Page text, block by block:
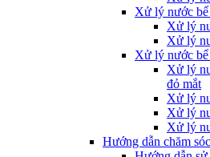
Xử lý nước
Xử lý
Xử lý
Xử lý nước
Xử lý
đỏ mắt
Xử lý
Xử lý
Xử lý
Hướng dẫn chăm